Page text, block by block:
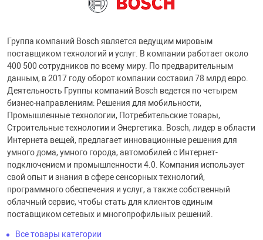
Группа компаний Bosch является ведущим мировым
поставщиком технологий и услуг. В компании работает около
400 500 сотрудников по всему миру. По предварительным
данным, в 2017 году оборот компании составил 78 млрд евро.
Деятельность Группы компаний Bosch ведется по четырем
бизнес-направлениям: Решения для мобильности,
Промышленные технологии, Потребительские товары,
Строительные технологии и Энергетика. Bosch, лидер в области
Интернета вещей, предлагает инновационные решения для
умного дома, умного города, автомобилей с Интернет-
подключением и промышленности 4.0. Компания использует
свой опыт и знания в сфере сенсорных технологий,
программного обеспечения и услуг, а также собственный
облачный сервис, чтобы стать для клиентов единым
поставщиком сетевых и многопрофильных решений.
Все товары категории